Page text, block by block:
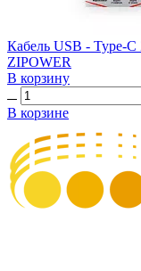
Кабель USB - Type-
ZIPOWER
В корзину
В корзине